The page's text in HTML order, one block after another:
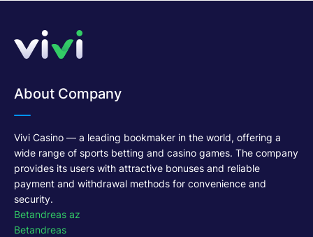
About Company
Vivi Casino — a leading bookmaker in the world, offering a
wide range of sports betting and casino games. The company
provides its users with attractive bonuses and reliable
payment and withdrawal methods for convenience and
security.
Betandreas az
Betandreas